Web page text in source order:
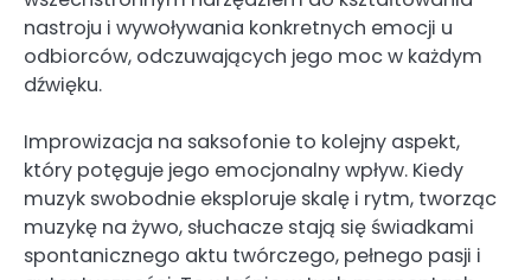
nastroju i wywoływania konkretnych emocji u
odbiorców, odczuwających jego moc w każdym
dźwięku.
Improwizacja na saksofonie to kolejny aspekt,
który potęguje jego emocjonalny wpływ. Kiedy
muzyk swobodnie eksploruje skalę i rytm, tworząc
muzykę na żywo, słuchacze stają się świadkami
spontanicznego aktu twórczego, pełnego pasji i